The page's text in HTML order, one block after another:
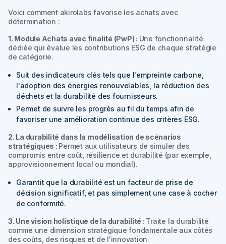
Voici comment akirolabs favorise les achats avec
détermination :
1. Module Achats avec finalité (PwP) : Une fonctionnalité
dédiée qui évalue les contributions ESG de chaque stratégie
de catégorie.
Suit des indicateurs clés tels que l'empreinte carbone,
l'adoption des énergies renouvelables, la réduction des
déchets et la durabilité des fournisseurs.
Permet de suivre les progrès au fil du temps afin de
favoriser une amélioration continue des critères ESG.
2. La durabilité dans la modélisation de scénarios
stratégiques : Permet aux utilisateurs de simuler des
compromis entre coût, résilience et durabilité (par exemple,
approvisionnement local ou mondial).
Garantit que la durabilité est un facteur de prise de
décision significatif, et pas simplement une case à cocher
de conformité.
3. Une vision holistique de la durabilité : Traite la durabilité
comme une dimension stratégique fondamentale aux côtés
des coûts, des risques et de l'innovation.